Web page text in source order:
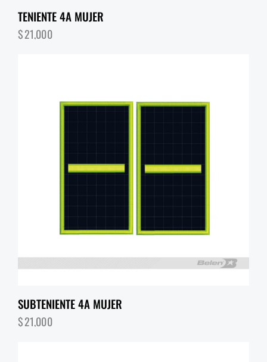
TENIENTE 4A MUJER
$21,000
SUBTENIENTE 4A MUJER
$21,000